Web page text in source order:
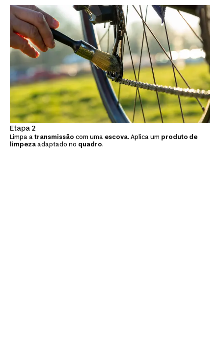
Etapa 2
Limpa atransmissão com uma escova. Aplica um produto de
limpeza adaptado no quadro.